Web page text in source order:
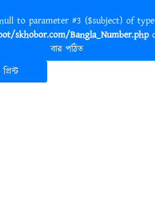
null to parameter #3 ($subject) of
skhobor.com/Bangla_Number.php
বার পঠিত
প্রিন্ট